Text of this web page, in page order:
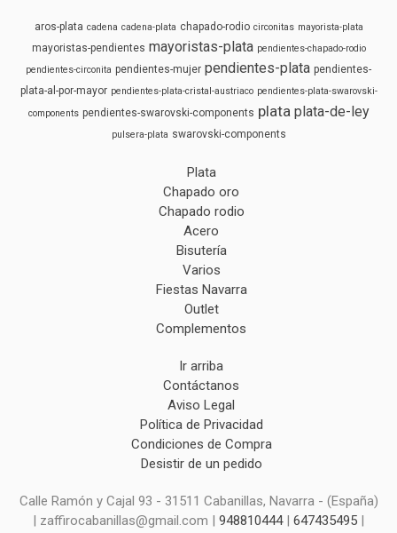
aros-plata cadena cadena-plata chapado-rodio circonitas mayorista-plata
mayoristas-pendientes mayoristas-plata pendientes-chapado-rodio
pendientes-circonita pendientes-mujer pendientes-plata pendientes-
plata-al-por-mayor pendientes-plata-cristal-austriaco pendientes-plata-swarovski-
components pendientes-swarovski-components plata plata-de-ley
pulsera-plata swarovski-components
Plata
Chapado oro
Chapado rodio
Acero
Bisutería
Varios
Fiestas Navarra
Outlet
Complementos
Ir arriba
Contáctanos
Aviso Legal
Política de Privacidad
Condiciones de Compra
Desistir de un pedido
Calle Ramón y Cajal 93 - 31511 Cabanillas, Navarra - (España)
| zaffirocabanillas@gmail.com | 948810444| 647435495 |